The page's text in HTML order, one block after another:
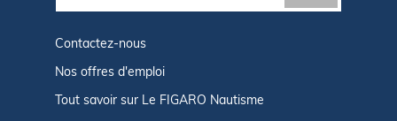
Contactez-nous
Nos offres d'emploi
Tout savoir sur Le FIGARO Nautisme